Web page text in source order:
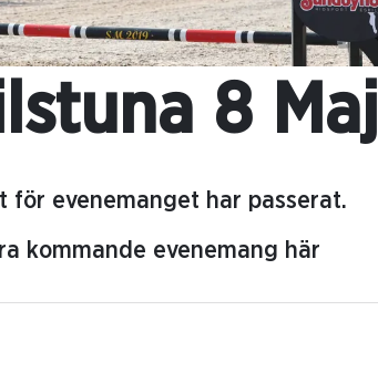
8 Maj
för evenemanget har passerat.
kommande evenemang här